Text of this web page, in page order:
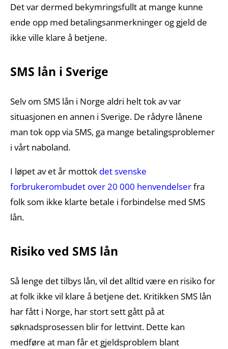
Det var dermed bekymringsfullt at mange kunne
ende opp med betalingsanmerkninger og gjeld de
ikke ville klare å betjene.
SMS lån i Sverige
Selv om SMS lån i Norge aldri helt tok av var
situasjonen en annen i Sverige. De rådyre lånene
man tok opp via SMS, ga mange betalingsproblemer
i vårt naboland.
I løpet av et år mottok det svenske
forbrukerombudet over 20 000 henvendelserfra
folk som ikke klarte betale i forbindelse med SMS
lån.
Risiko ved SMS lån
Så lenge det tilbys lån, vil det alltid være en risiko for
at folk ikke vil klare å betjene det. Kritikken SMS lån
har fått i Norge, har stort sett gått på at
søknadsprosessen blir for lettvint. Dette kan
medføre at man får et gjeldsproblem blant